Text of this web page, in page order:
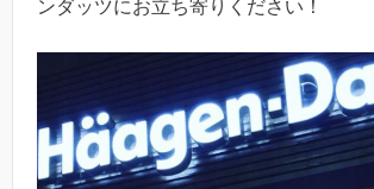
ンダッツにお立ち寄りください！